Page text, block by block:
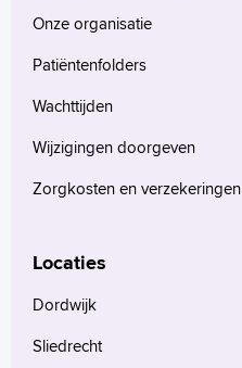
Onze organisatie
Patiëntenfolders
Wachttijden
Wijzigingen doorgeven
Zorgkosten en verzekeringen
Locaties
Dordwijk
Sliedrecht